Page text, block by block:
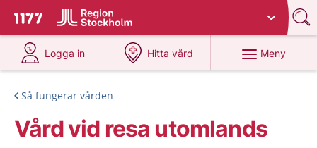
Till startsidan för 1177
Du har valt region
Logga in
på 1177.se
Hitta vård
på 1177.se
Meny
Så fungerar vården
Vård vid resa utomlands